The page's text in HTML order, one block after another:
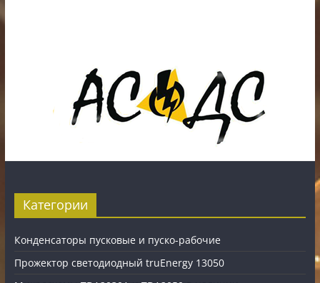
Категории
Конденсаторы пусковые и пуско-рабочие
Прожектор светодиодный truEnergy 13050